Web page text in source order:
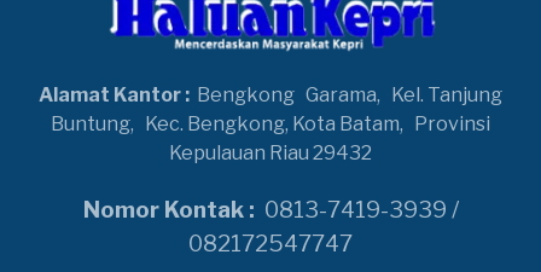
Alamat Kantor : Bengkong Garama, Kel. Tanjung
Buntung, Kec. Bengkong, Kota Batam, Provinsi
Kepulauan Riau 29432
Nomor Kontak : 0813-7419-3939 /
082172547747